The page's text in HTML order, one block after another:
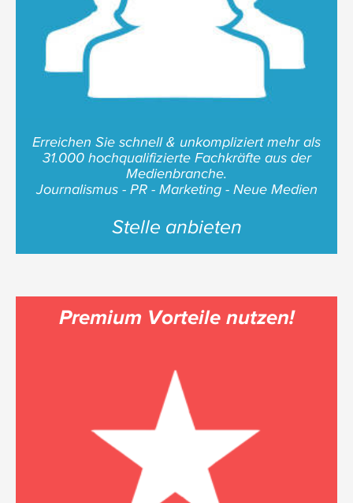
Erreichen Sie schnell & unkompliziert mehr als
31.000 hochqualifizierte Fachkräfte aus der
Medienbranche.
Journalismus - PR - Marketing - Neue Medien
Stelle anbieten
Premium Vorteile nutzen!